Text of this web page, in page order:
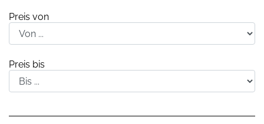
Preis von
Preis bis